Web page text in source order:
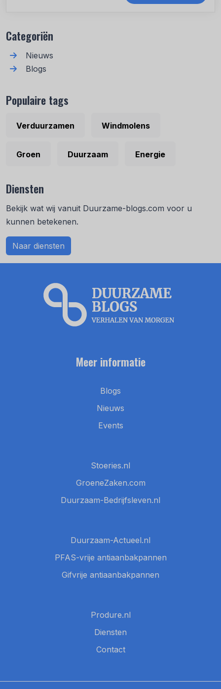
Categoriën
Nieuws
Blogs
Populaire tags
Verduurzamen Windmolens
Groen Duurzaam Energie
Diensten
Bekijk wat wij vanuit Duurzame-blogs.com voor u
kunnen betekenen.
Naar diensten
Meer informatie
Blogs
Nieuws
Events
Stoeries.nl
GroeneZaken.com
Duurzaam-Bedrijfsleven.nl
Duurzaam-Actueel.nl
PFAS-vrije antiaanbakpannen
Gifvrije antiaanbakpannen
Produre.nl
Diensten
Contact